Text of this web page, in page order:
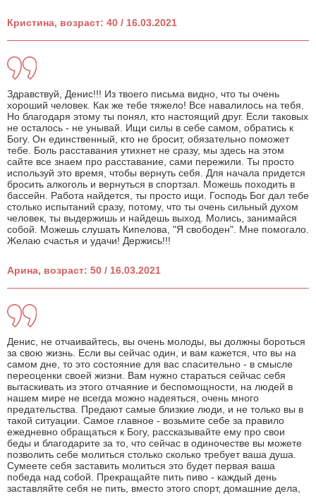
Кристина, возраст: 40 / 16.03.2021
Здравствуй, Денис!!! Из твоего письма видно, что ты очень
хороший человек. Как же тебе тяжело! Все навалилось на тебя.
Но благодаря этому ты понял, кто настоящий друг. Если таковых
не осталось - не унывай. Ищи силы в себе самом, обратись к
Богу. Он единственный, кто не бросит, обязательно поможет
тебе. Боль расставания утихнет не сразу, мы здесь на этом
сайте все знаем про расставание, сами пережили. Ты просто
используй это время, чтобы вернуть себя. Для начала придется
бросить алкоголь и вернуться в спортзал. Можешь походить в
бассейн. Работа найдется, ты просто ищи. Господь Бог дал тебе
столько испытаний сразу, потому, что ты очень сильный духом
человек, ты выдержишь и найдешь выход. Молись, занимайся
собой. Можешь слушать Кипелова, "Я свободен". Мне помогало.
Желаю счастья и удачи! Держись!!!
Арина, возраст: 50 / 16.03.2021
Денис, не отчаивайтесь, вы очень молоды, вы должны бороться
за свою жизнь. Если вы сейчас один, и вам кажется, что вы на
самом дне, то это состояние для вас спасительно - в смысле
переоценки своей жизни. Вам нужно стараться сейчас себя
вытаскивать из этого отчаяние и беспомощности, на людей в
нашем мире не всегда можно надеяться, очень много
предательства. Предают самые близкие люди, и не только вы в
такой ситуации. Самое главное - возьмите себе за правило
ежедневно обращаться к Богу, рассказывайте ему про свои
беды и благодарите за то, что сейчас в одиночестве вы можете
позволить себе молиться столько сколько требует ваша душа.
Сумеете себя заставить молиться это будет первая ваша
победа над собой. Прекращайте пить пиво - каждый день
заставляйте себя не пить, вместо этого спорт, домашние дела,